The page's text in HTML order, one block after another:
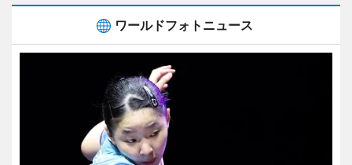
ワールドフォトニュース